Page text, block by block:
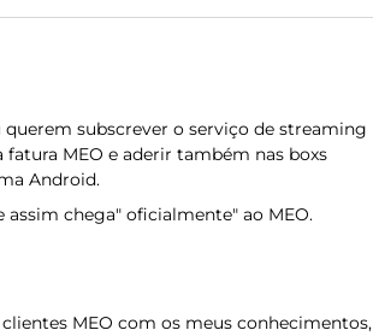
subscrever o serviço de streaming
MEO e aderir também nas boxs
Android.
chega" oficialmente" ao MEO.
MEO com os meus conhecimentos,